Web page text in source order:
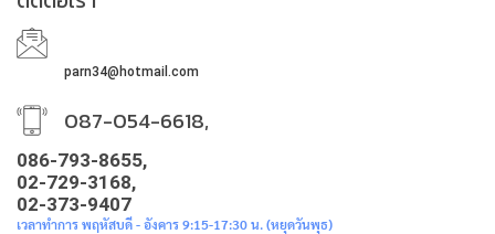
parn34@hotmail.com
087-054-6618,
086-793-8655,
02-729-3168,
02-373-9407
เวลาทำการ พฤหัสบดี - อังคาร 9:15-17:30 น. (หยุดวันพุธ)